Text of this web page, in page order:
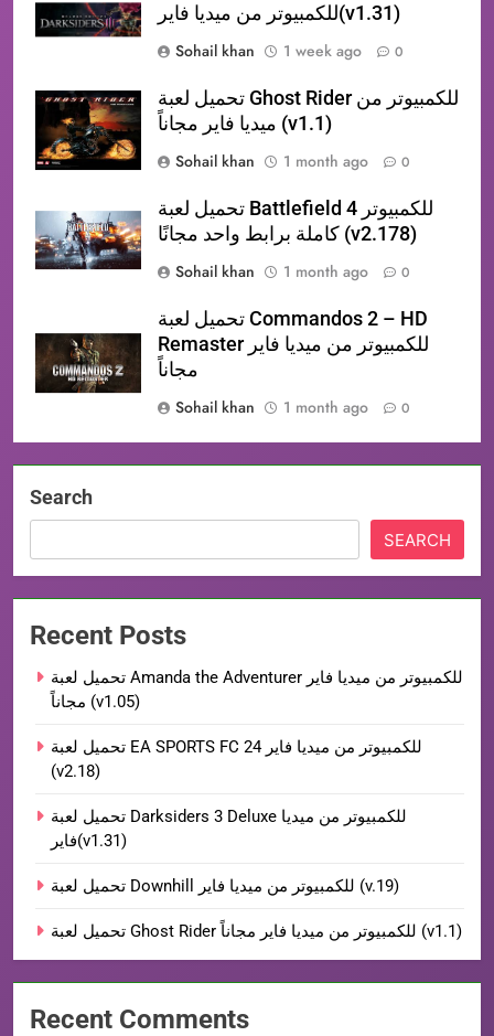
للكمبيوتر من ميديا فاير(v1.31)
Sohail khan
1 week ago 0
تحميل لعبة Ghost Rider للكمبيوتر من
ميديا فاير مجاناً (v1.1)
Sohail khan
1 month ago 0
تحميل لعبة Battlefield 4 للكمبيوتر
كاملة برابط واحد مجانًا (v2.178)
Sohail khan
1 month ago 0
تحميل لعبة Commandos 2 – HD
Remaster للكمبيوتر من ميديا فاير
مجاناً
Sohail khan
1 month ago 0
Search
SEARCH
Recent Posts
تحميل لعبة Amanda the Adventurer للكمبيوتر من ميديا فاير
مجاناً (v1.05)
تحميل لعبة EA SPORTS FC 24 للكمبيوتر من ميديا فاير
(v2.18)
تحميل لعبة Darksiders 3 Deluxe للكمبيوتر من ميديا
فاير(v1.31)
تحميل لعبة Downhill للكمبيوتر من ميديا فاير (v.19)
تحميل لعبة Ghost Rider للكمبيوتر من ميديا فاير مجاناً (v1.1)
Recent Comments